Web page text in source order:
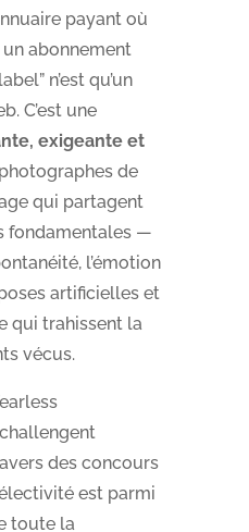
payant où
un abonnement
n’est qu’un
C’est une
exigeante et
de
qui partagent
fondamentales —
l’émotion
artificielles et
qui trahissent la
vécus.
des concours
est parmi
toute la